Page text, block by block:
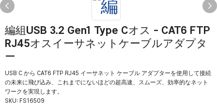
編組USB 3.2 Gen1 Type Cオス - CAT6 FTP
RJ45オスイーサネットケーブルアダプタ
ー
USB C から CAT6 FTP RJ45 イーサネット ケーブル アダプターを使用して接続
の未来に飛び込み、これまでにないほどの超高速、スムーズ、効率的なネット
ワークを実現します。
SKU: FS16509